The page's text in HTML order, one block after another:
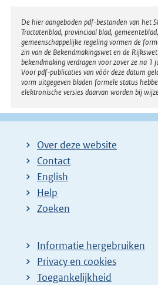
Disclaimer
De hier aangeboden pdf-bestanden van het
Tractatenblad, provinciaal blad,
gemeenschappelijke regeling vormen de
zin van de Bekendmakingswet en de
bekendmaking verdragen voor zover ze na 1
Voor pdf-publicaties van vóór deze datum
vorm uitgegeven bladen formele status
elektronische versies daarvan worden bij
Over deze website
Contact
English
Help
Zoeken
Informatie hergebruiken
Privacy en cookies
Toegankelijkheid